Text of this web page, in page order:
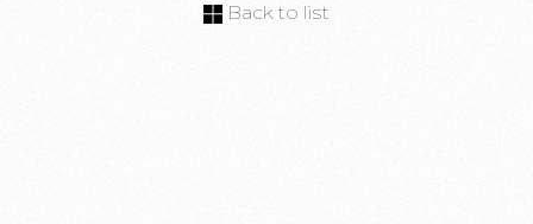
Back to list